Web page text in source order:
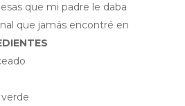
que mi padre le daba
que jamás encontré en